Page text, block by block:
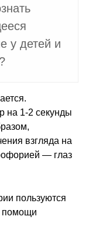
у детей и
на 1-2 секунды
взгляда на
— глаз
пользуются
помощи